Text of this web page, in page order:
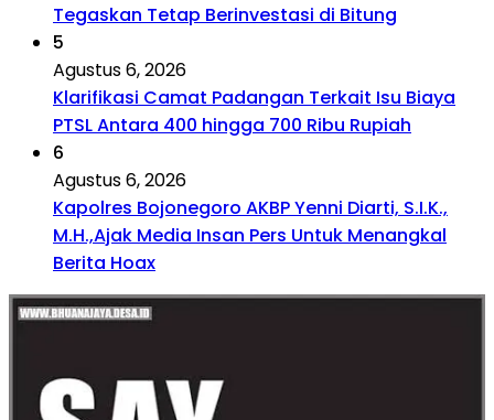
Tegaskan Tetap Berinvestasi di Bitung
5
Agustus 6, 2026
Klarifikasi Camat Padangan Terkait Isu Biaya
PTSL Antara 400 hingga 700 Ribu Rupiah
6
Agustus 6, 2026
Kapolres Bojonegoro AKBP Yenni Diarti, S.I.K.,
M.H.,Ajak Media Insan Pers Untuk Menangkal
Berita Hoax